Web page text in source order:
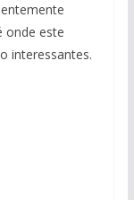
onde este
interessantes.